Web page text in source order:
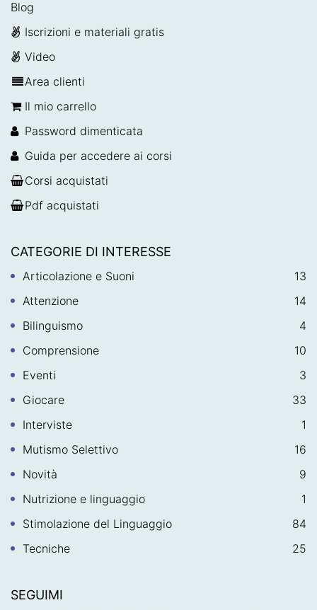
Blog
Iscrizioni e materiali gratis
Video
Area clienti
Il mio carrello
Password dimenticata
Guida per accedere ai corsi
Corsi acquistati
Pdf acquistati
CATEGORIE DI INTERESSE
Articolazione e Suoni
13
Attenzione
14
Bilinguismo
4
Comprensione
10
Eventi
3
Giocare
33
Interviste
1
Mutismo Selettivo
16
Novità
9
Nutrizione e linguaggio
1
Stimolazione del Linguaggio
84
Tecniche
25
SEGUIMI